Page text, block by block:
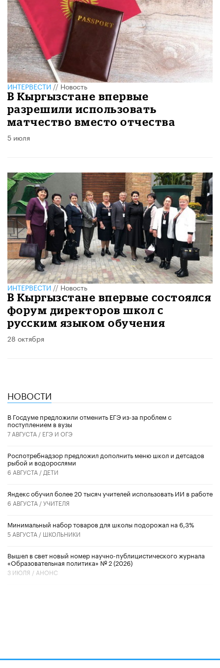
ИНТЕРВЕСТИ// Новость
В Кыргызстане впервые
разрешили использовать
матчество вместо отчества
5 июля
ИНТЕРВЕСТИ//Новость
В Кыргызстане впервые состоялся
форум директоров школ с
русским языком обучения
28 октября
НОВОСТИ
В Госдуме предложили отменить ЕГЭ из-за проблем с
поступлением в вузы
7 АВГУСТА / ЕГЭ И ОГЭ
Роспотребнадзор предложил дополнить меню школ и детсадов
рыбой и водорослями
6 АВГУСТА / ДЕТИ
​Яндекс обучил более 20 тысяч учителей использовать ИИ в работе
6 АВГУСТА /УЧИТЕЛЯ
Минимальный набор товаров для школы подорожал на 6,3%
5 АВГУСТА / ШКОЛЬНИКИ
Вышел в свет новый номер научно-публицистического журнала
«Образовательная политика» № 2 (2026)
3 ИЮЛЯ / АНОНС